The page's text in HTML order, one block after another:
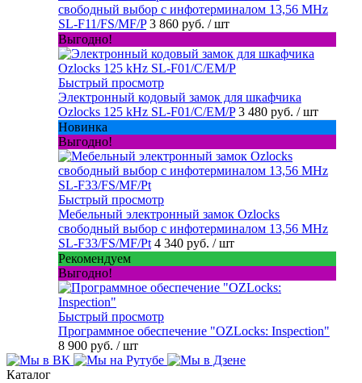
свободный выбор с инфотерминалом 13,56 MHz
SL-F11/FS/MF/P 3 860 руб. / шт
Выгодно!
Быстрый просмотр
Электронный кодовый замок для шкафчика
Ozlocks 125 kHz SL-F01/C/EM/P 3 480 руб. / шт
Новинка
Выгодно!
Быстрый просмотр
Мебельный электронный замок Ozlocks
свободный выбор с инфотерминалом 13,56 MHz
SL-F33/FS/MF/Pt 4 340 руб. / шт
Рекомендуем
Выгодно!
Быстрый просмотр
Программное обеспечение "OZLocks: Inspection"
8 900 руб. / шт
Каталог